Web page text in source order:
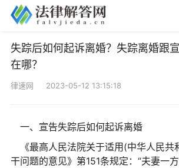
失踪后如何起诉离婚？失踪离婚跟
在哪？
律速网 2023-05-12 13:15:18
一、宣告失踪后如何起诉离婚
《最高人民法院关于适用(中华人民
干问题的意见》第151条规定：“夫妻一